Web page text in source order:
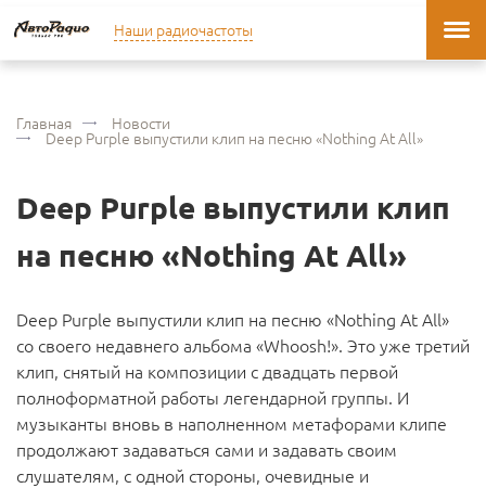
Наши радиочастоты
Главная Новости
Deep Purple выпустили клип на песню «Nothing At All»
Deep Purple выпустили клип
на песню «Nothing At All»
Deep Purple выпустили клип на песню «Nothing At All»
со своего недавнего альбома «Whoosh!». Это уже третий
клип, снятый на композиции с двадцать первой
полноформатной работы легендарной группы. И
музыканты вновь в наполненном метафорами клипе
продолжают задаваться сами и задавать своим
слушателям, с одной стороны, очевидные и